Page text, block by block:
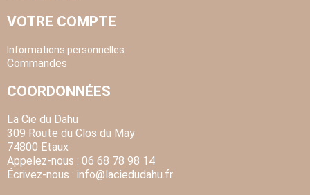
VOTRE COMPTE
Informations personnelles
Commandes
COORDONNÉES
La Cie du Dahu
309 Route du Clos du May
74800 Etaux
Appelez-nous : 06 68 78 98 14
Écrivez-nous : info@laciedudahu.fr